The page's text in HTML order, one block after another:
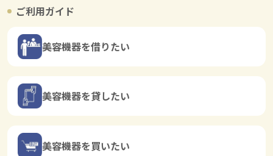
ご利用ガイド
美容機器を借りたい
美容機器を貸したい
美容機器を買いたい